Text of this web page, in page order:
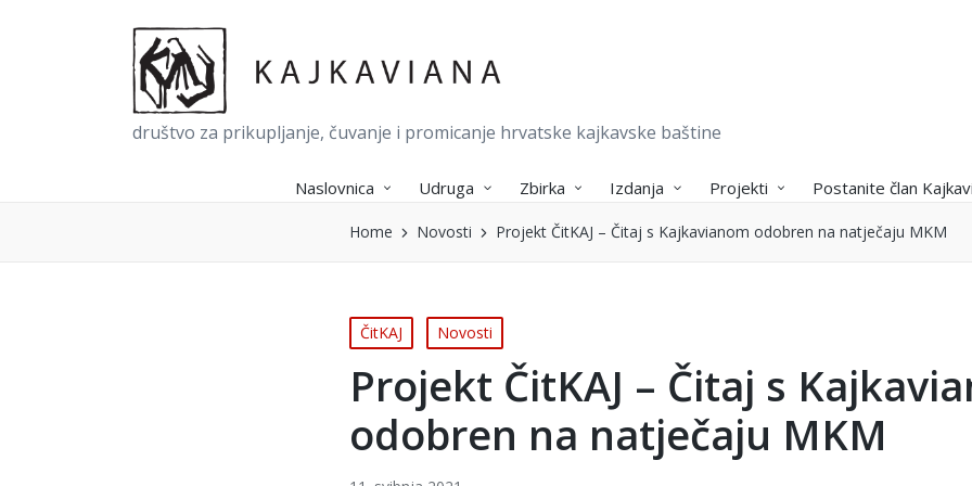
društvo za prikupljanje, čuvanje i promicanje hrvatske kajkavske baštine
Naslovnica Udruga Zbirka Izdanja Projekti Postanite član
Home Novosti Projekt ČitKAJ – Čitaj s Kajkavianom odobren na natječaju MKM
Posted
in
ČitKAJ Novosti
Projekt ČitKAJ – Čitaj s
odobren na natječaju MKM